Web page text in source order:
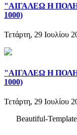
"ΑΙΓΑΛΕΩ Η
1000)
Τετάρτη, 29 Ιουλίου
"ΑΙΓΑΛΕΩ Η
1000)
Τετάρτη, 29 Ιουλίου
Beautiful-